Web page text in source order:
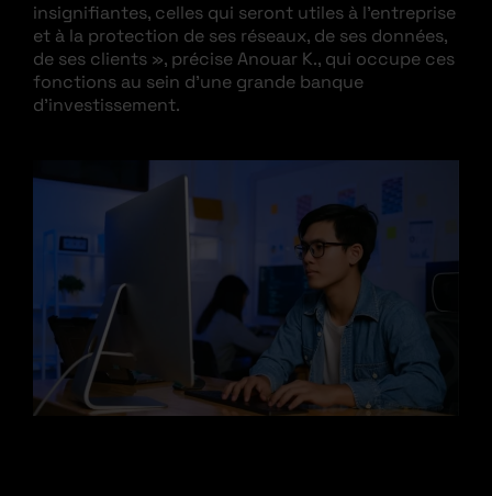
insignifiantes, celles qui seront utiles à l’entreprise
et à la protection de ses réseaux, de ses données,
de ses clients », précise Anouar K., qui occupe ces
fonctions au sein d’une grande banque
d’investissement.